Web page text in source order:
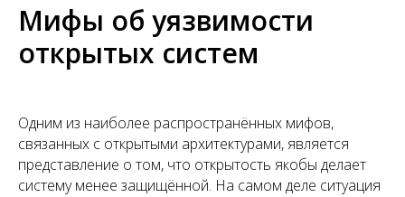
Мифы об уязвимости
открытых систем
Одним из наиболее распространённых мифов,
связанных с открытыми архитектурами, является
представление о том, что открытость якобы делает
систему менее защищённой. На самом деле ситуация